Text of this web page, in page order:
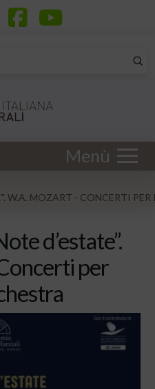
Menù
W.A. MOZART - CONCERTI
d’estate”.
per